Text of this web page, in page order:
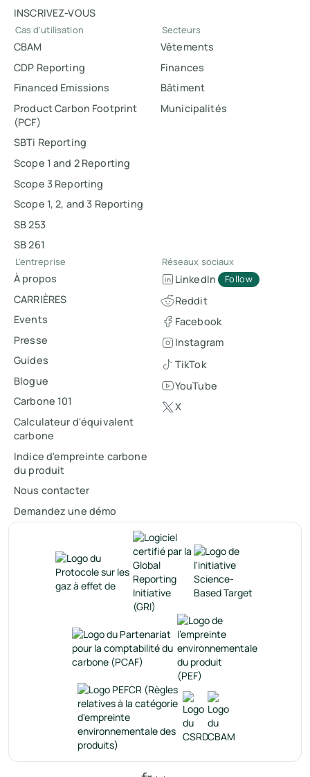
INSCRIVEZ-VOUS
Cas d'utilisation
CBAM
CDP Reporting
Financed Emissions
Product Carbon Footprint
(PCF)
SBTi Reporting
Scope 1 and 2 Reporting
Scope 3 Reporting
Scope 1, 2, and 3 Reporting
SB 253
SB 261
Secteurs
Vêtements
Finances
Bâtiment
Municipalités
L'entreprise
À propos
CARRIÈRES
Events
Presse
Guides
Blogue
Carbone 101
Calculateur d'équivalent
carbone
Indice d'empreinte carbone
du produit
Nous contacter
Demandez une démo
Réseaux sociaux
LinkedIn Follow
Reddit
Facebook
Instagram
TikTok
YouTube
X